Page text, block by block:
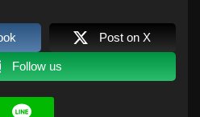
Post on X
Follow us